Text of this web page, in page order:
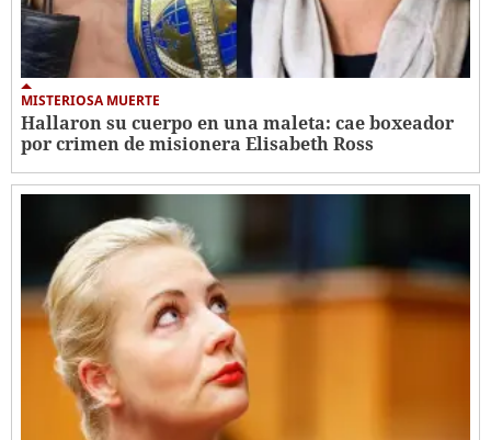
MISTERIOSA MUERTE
Hallaron su cuerpo en una maleta: cae boxeador
por crimen de misionera Elisabeth Ross